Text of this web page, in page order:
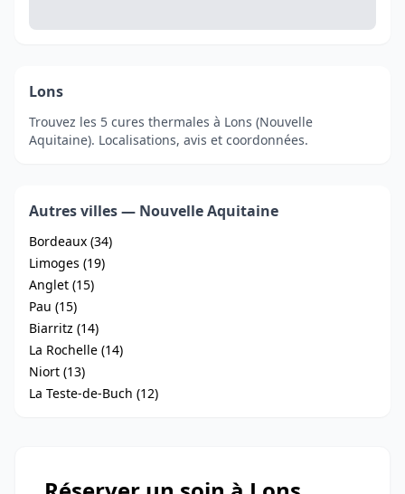
Lons
Trouvez les 5 cures thermales à Lons (Nouvelle
Aquitaine). Localisations, avis et coordonnées.
Autres villes — Nouvelle Aquitaine
Bordeaux (34)
Limoges (19)
Anglet (15)
Pau (15)
Biarritz (14)
La Rochelle (14)
Niort (13)
La Teste-de-Buch (12)